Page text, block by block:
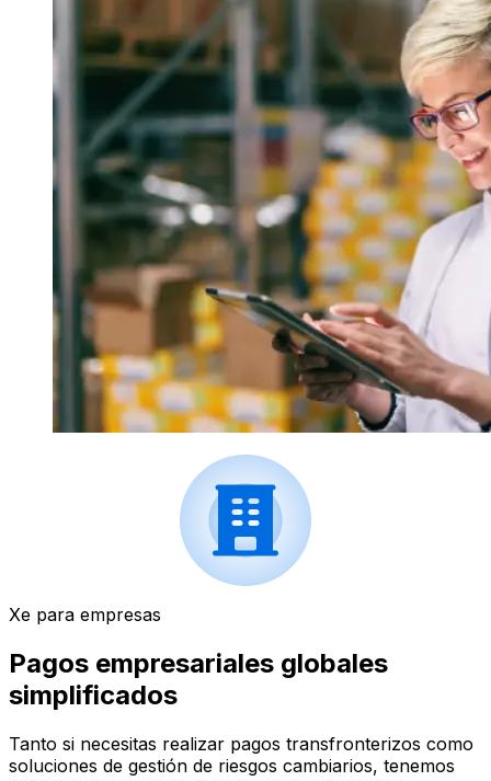
Xe para empresas
Pagos empresariales globales
simplificados
Tanto si necesitas realizar pagos transfronterizos como
soluciones de gestión de riesgos cambiarios, tenemos